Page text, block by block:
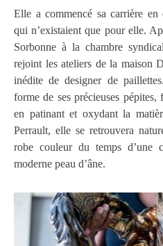
Elle a commencé sa carrière en
qui n’existaient que pour elle.
Sorbonne à la chambre
rejoint les ateliers de la maison
inédite de designer de
forme de ses précieuses
en patinant et oxydant la
Perrault, elle se retrouvera
robe couleur du temps d’une
moderne peau d’âne.